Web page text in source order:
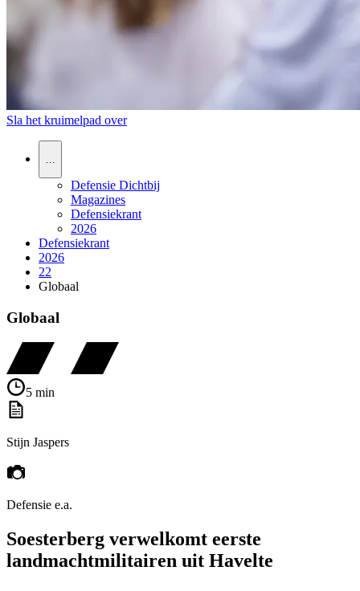
Sla het kruimelpad over
Defensie Dichtbij
Magazines
Defensiekrant
2026
Defensiekrant
2026
22
Globaal
Globaal
5 min
Stijn Jaspers
Defensie e.a.
Soesterberg verwelkomt eerste
landmachtmilitairen uit Havelte